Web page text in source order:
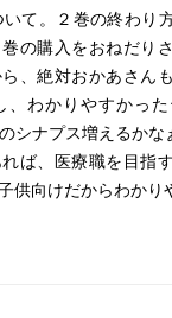
て。２巻の終わり
の購入をおねだり
、絶対おかあさん
、わかりやすかっ
シナプス増えるか
ば、医療職を目指
供向けだからわかり